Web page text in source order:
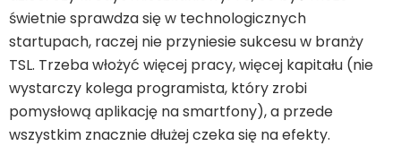
świetnie sprawdza się w technologicznych
startupach, raczej nie przyniesie sukcesu w branży
TSL. Trzeba włożyć więcej pracy, więcej kapitału (nie
wystarczy kolega programista, który zrobi
pomysłową aplikację na smartfony), a przede
wszystkim znacznie dłużej czeka się na efekty.